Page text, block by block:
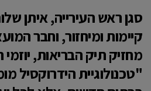
סגן ראש העירייה, איתן
קיימות ומיחזור, וחבר
מחזיק תיק הבריאות,
"טכנולוגיית הידרוקסיל